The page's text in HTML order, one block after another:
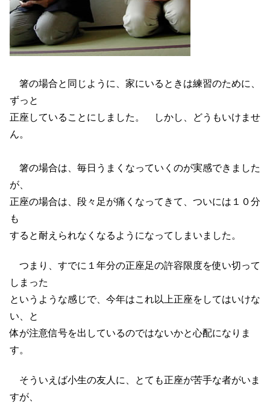
箸の場合と同じように、家にいるときは練習のために、
ずっと
正座していることにしました。 しかし、どうもいけませ
ん。
箸の場合は、毎日うまくなっていくのが実感できました
が、
正座の場合は、段々足が痛くなってきて、ついには１０分
も
すると耐えられなくなるようになってしまいました。
つまり、すでに１年分の正座足の許容限度を使い切って
しまった
というような感じで、今年はこれ以上正座をしてはいけな
い、と
体が注意信号を出しているのではないかと心配になりま
す。
そういえば小生の友人に、とても正座が苦手な者がいま
すが、